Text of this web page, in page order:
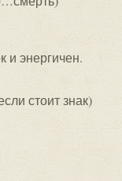
и энергичен.
стоит знак)